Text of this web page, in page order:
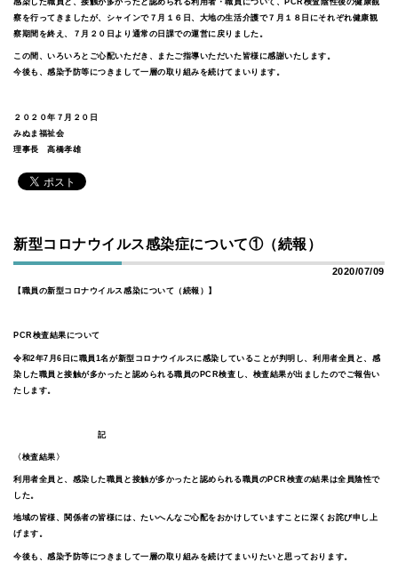
感染した職員と、接触が多かったと認められる利用者・職員について、PCR検査陰性後の健康観
察を行ってきましたが、シャインで７月１６日、大地の生活介護で７月１８日にそれぞれ健康観
察期間を終え、７月２０日より通常の日課での運営に戻りました。
この間、いろいろとご心配いただき、またご指導いただいた皆様に感謝いたします。
今後も、感染予防等につきまして一層の取り組みを続けてまいります。
２０２０年７月２０日
みぬま福祉会
理事長 高橋孝雄
新型コロナウイルス感染症について①（続報）
2020/07/09
【職員の新型コロナウイルス感染について（続報）】
PCR検査結果について
令和2年7月6日に職員1名が新型コロナウイルスに感染していることが判明し、利用者全員と、感
染した職員と接触が多かったと認められる職員のPCR検査し、検査結果が出ましたのでご報告い
たします。
記
〈検査結果〉
利用者全員と、感染した職員と接触が多かったと認められる職員のPCR検査の結果は全員陰性で
した。
地域の皆様、関係者の皆様には、たいへんなご心配をおかけしていますことに深くお詫び申し上
げます。
今後も、感染予防等につきまして一層の取り組みを続けてまいりたいと思っております。